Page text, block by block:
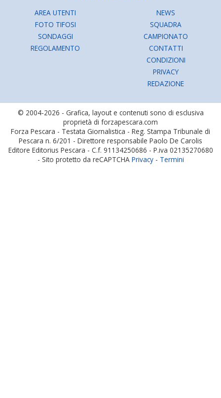
AREA UTENTI
FOTO TIFOSI
SONDAGGI
REGOLAMENTO
NEWS
SQUADRA
CAMPIONATO
CONTATTI
CONDIZIONI
PRIVACY
REDAZIONE
© 2004-2026 - Grafica, layout e contenuti sono di esclusiva
proprietà di forzapescara.com
Forza Pescara - Testata Giornalistica - Reg. Stampa Tribunale di
Pescara n. 6/201 - Direttore responsabile Paolo De Carolis
Editore Editorius Pescara - C.f. 91134250686 - P.iva 02135270680
- Sito protetto da reCAPTCHA Privacy- Termini